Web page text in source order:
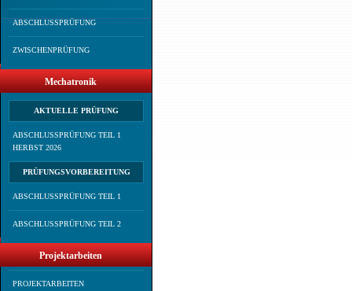
ABSCHLUSSPRÜFUNG
ZWISCHENPRÜFUNG
Mechatronik
AKTUELLE PRÜFUNG
ABSCHLUSSPRÜFUNG TEIL 1
HERBST 2026
PRÜFUNGSVORBEREITUNG
ABSCHLUSSPRÜFUNG TEIL 1
ABSCHLUSSPRÜFUNG TEIL 2
Projektarbeiten
PROJEKTARBEITEN